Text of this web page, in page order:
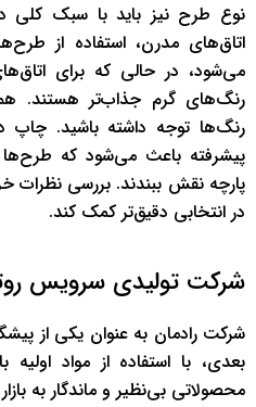
نوع طرح نیز باید با سبک کلی
اتاق‌های مدرن، استفاده از
می‌شود، در حالی که برای
رنگ‌های گرم جذاب‌تر هستند.
رنگ‌ها توجه داشته باشید. چاپ
پیشرفته باعث می‌شود که طرح‌ها
پارچه نقش ببندند. بررسی نظرات
در انتخابی دقیق‌تر کمک کند.
شرکت تولیدی سرویس
شرکت رادمان به عنوان یکی از
بعدی، با استفاده از مواد
محصولاتی بی‌نظیر و ماندگار به